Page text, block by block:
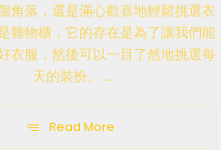
角落，還是滿心歡喜地輕鬆挑選衣
雜物櫃，它的存在是為了讓我們能
衣服，然後可以一目了然地挑選每
天的裝扮。 ...
Read More